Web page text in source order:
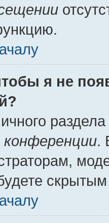
я не
конференции.